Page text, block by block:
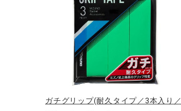
メディカル
コラボ／ライセンス
ガチグリップ(耐久タイプ／3本入り／